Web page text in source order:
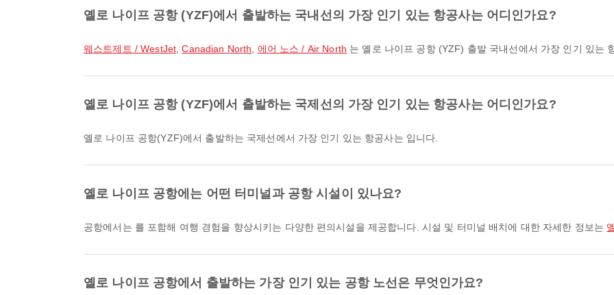
옐로 나이프 공항 (YZF)에서 출발하는 국내선의 가장 인기 있는 항공사는 어디인가요?
웨스트제트 / WestJet ,Canadian North 에어 노스 / Air North 는 옐로 나이프 공항 (YZF) 출발 국내선에서 가장 인기 있는
옐로 나이프 공항 (YZF)에서 출발하는 국제선의 가장 인기 있는 항공사는 어디인가요?
옐로 나이프 공항(YZF)에서 출발하는 국제선에서 가장 인기 있는 항공사는 입니다.
옐로 나이프 공항에는 어떤 터미널과 공항 시설이 있나요?
공항에서는 를 포함해 여행 경험을 향상시키는 다양한 편의시설을 제공합니다. 시설 및 터미널 배치에 대한 자세한 정보는
옐로 나이프 공항에서 출발하는 가장 인기 있는 공항 노선은 무엇인가요?